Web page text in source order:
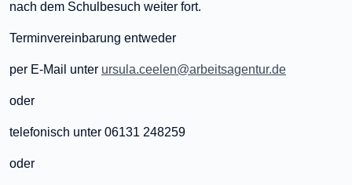
nach dem Schulbesuch weiter fort.
Terminvereinbarung entweder
per E-Mail unter ursula.ceelen@arbeitsagentur.de
oder
telefonisch unter 06131 248259
oder